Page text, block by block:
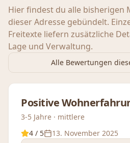
Hier findest du alle bisherigen
dieser Adresse gebündelt.
Freitexte liefern zusätzliche
Lage und Verwaltung.
Alle Bewertungen
Positive
3-5 Jahre · mittlere
4 / 5
13. November 2025